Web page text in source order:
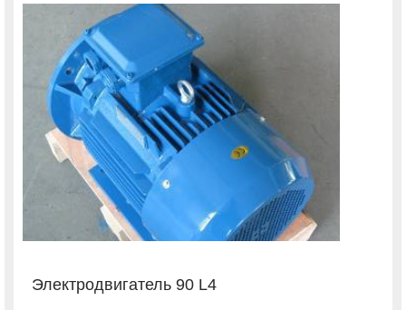
Электродвигатель 90 L4